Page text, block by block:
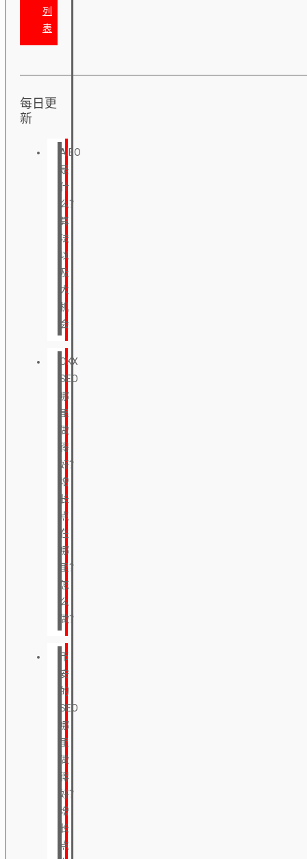
列
表
每日更
新
AIEO
是
什
么？
算
法
以
及
大
机
会
OKX
SEO
哪
里
做
得
好？
增
长
点
在
哪
里？
怎
么
做？
币
安
的
SEO
哪
里
做
得
好？
增
长
点